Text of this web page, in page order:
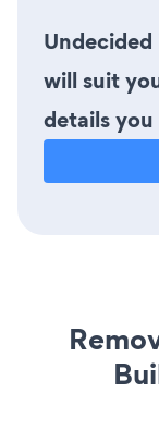
will suit
details you